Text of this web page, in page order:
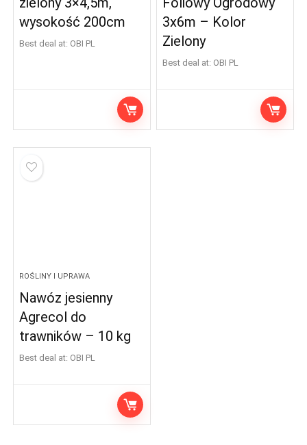
wysokość 200cm
Best deal at: OBI PL
3x6m – Kolor
Zielony
Best deal at: OBI PL
ROŚLINY I UPRAWA
Nawóz jesienny
Agrecol do
trawników – 10 kg
Best deal at: OBI PL